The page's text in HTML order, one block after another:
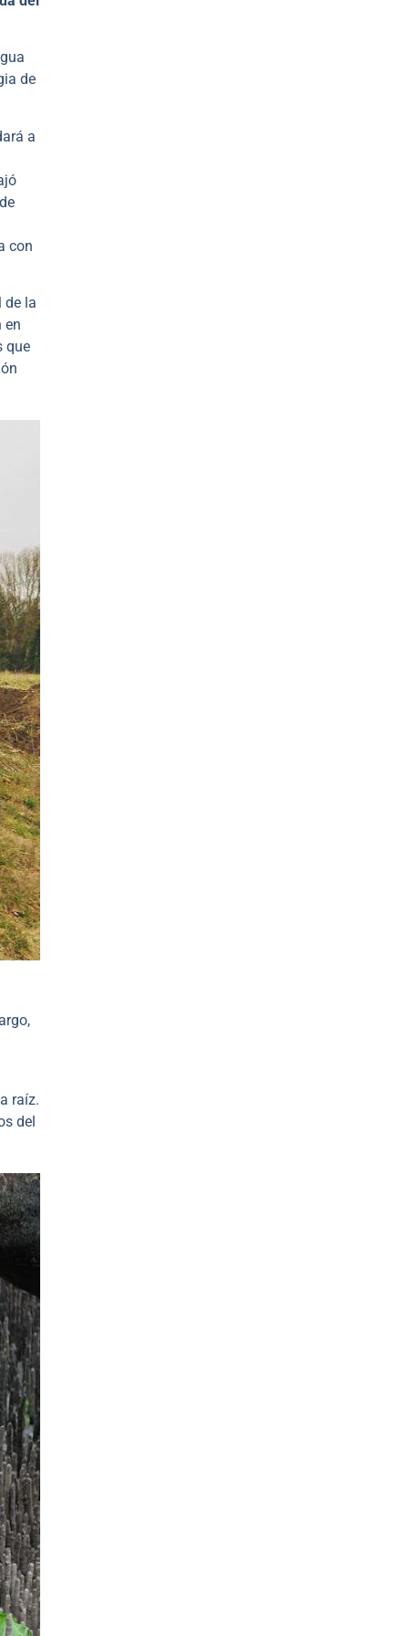
de
a
con
de la
en
que
raíz.
​​del